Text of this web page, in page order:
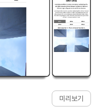
미리보기